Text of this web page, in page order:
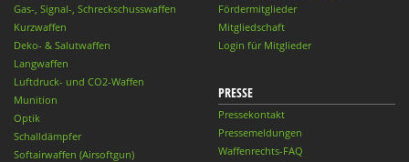
Gas-, Signal-, Schreckschusswaffen
Kurzwaffen
Deko- & Salutwaffen
Langwaffen
Luftdruck- und CO2-Waffen
Munition
Optik
Schalldämpfer
Softairwaffen (Airsoftgun)
Fördermitglieder
Mitgliedschaft
Login für Mitglieder
PRESSE
Pressekontakt
Pressemeldungen
Waffenrechts-FAQ